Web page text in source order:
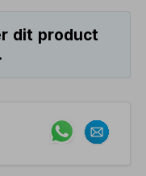
dit product